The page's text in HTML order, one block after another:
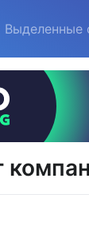
Выделенные